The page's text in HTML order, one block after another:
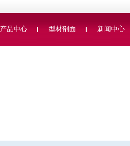
产品中心 型材剖面 新闻中心